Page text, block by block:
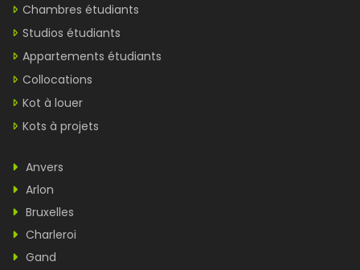
Chambres étudiants
Studios étudiants
Appartements étudiants
Collocations
Kot à louer
Kots à projets
Anvers
Arlon
Bruxelles
Charleroi
Gand